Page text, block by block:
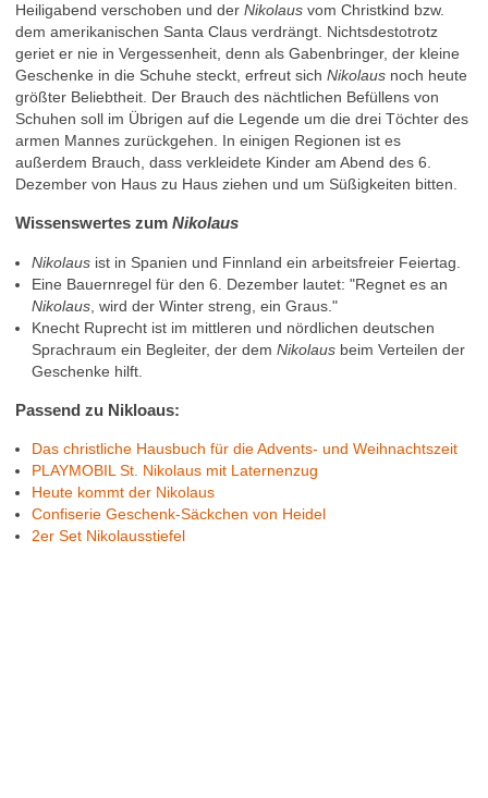
Heiligabend verschoben und derNikolaus vom Christkind bzw.
dem amerikanischen Santa Claus verdrängt. Nichtsdestotrotz
geriet er nie in Vergessenheit, denn als Gabenbringer, der kleine
Geschenke in die Schuhe steckt, erfreut sichNikolaus noch heute
größter Beliebtheit. Der Brauch des nächtlichen Befüllens von
Schuhen soll im Übrigen auf die Legende um die drei Töchter des
armen Mannes zurückgehen. In einigen Regionen ist es
außerdem Brauch, dass verkleidete Kinder am Abend des 6.
Dezember von Haus zu Haus ziehen und um Süßigkeiten bitten.
Wissenswertes zumNikolaus
Nikolaus ist in Spanien und Finnland ein arbeitsfreier Feiertag.
Eine Bauernregel für den 6. Dezember lautet: "Regnet es an
Nikolaus , wird der Winter streng, ein Graus."
Knecht Ruprecht ist im mittleren und nördlichen deutschen
Sprachraum ein Begleiter, der demNikolaus beim Verteilen der
Geschenke hilft.
Passend zu Nikloaus:
Das christliche Hausbuch für die Advents- und Weihnachtszeit
PLAYMOBIL St. Nikolaus mit Laternenzug
Heute kommt der Nikolaus
Confiserie Geschenk-Säckchen von Heidel
2er Set Nikolausstiefel